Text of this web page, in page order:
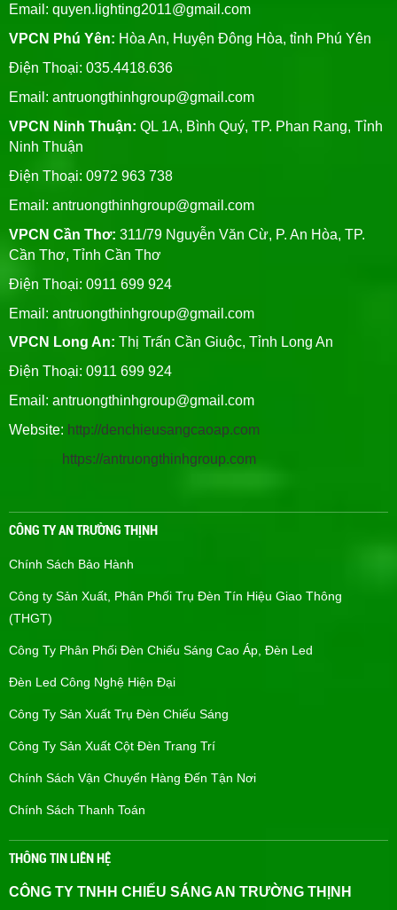
Email: quyen.lighting2011@gmail.com
VPCN Phú Yên: Hòa An, Huyện Đông Hòa, tỉnh Phú Yên
Điện Thoại: 035.4418.636
Email: antruongthinhgroup@gmail.com
VPCN Ninh Thuận: QL 1A, Bình Quý, TP. Phan Rang, Tỉnh
Ninh Thuận
Điện Thoại: 0972 963 738
Email: antruongthinhgroup@gmail.com
VPCN Cần Thơ: 311/79 Nguyễn Văn Cừ, P. An Hòa, TP.
Cần Thơ, Tỉnh Cần Thơ
Điện Thoại: 0911 699 924
Email: antruongthinhgroup@gmail.com
VPCN Long An: Thị Trấn Cần Giuộc, Tỉnh Long An
Điện Thoại: 0911 699 924
Email: antruongthinhgroup@gmail.com
Website: http://denchieusangcaoap.com
https://antruongthinhgroup.com
CÔNG TY AN TRƯỜNG THỊNH
Chính Sách Bảo Hành
Công ty Sản Xuất, Phân Phối Trụ Đèn Tín Hiệu Giao Thông
(THGT)
Công Ty Phân Phối Đèn Chiếu Sáng Cao Áp, Đèn Led
Đèn Led Công Nghệ Hiện Đại
Công Ty Sản Xuất Trụ Đèn Chiếu Sáng
Công Ty Sản Xuất Cột Đèn Trang Trí
Chính Sách Vận Chuyển Hàng Đến Tận Nơi
Chính Sách Thanh Toán
THÔNG TIN LIÊN HỆ
CÔNG TY TNHH CHIẾU SÁNG AN TRƯỜNG THỊNH